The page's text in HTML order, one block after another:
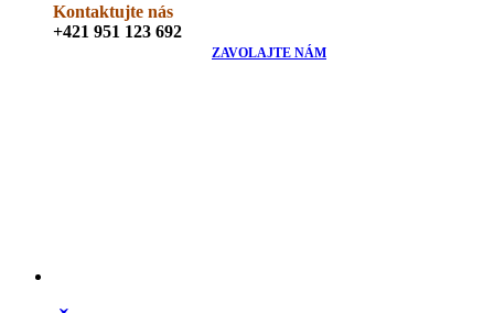
Kontaktujte nás
+421 951 123 692
ZAVOLAJTE NÁM